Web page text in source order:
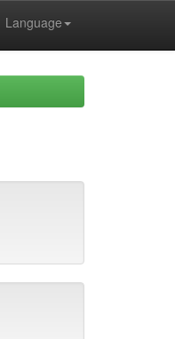
Language